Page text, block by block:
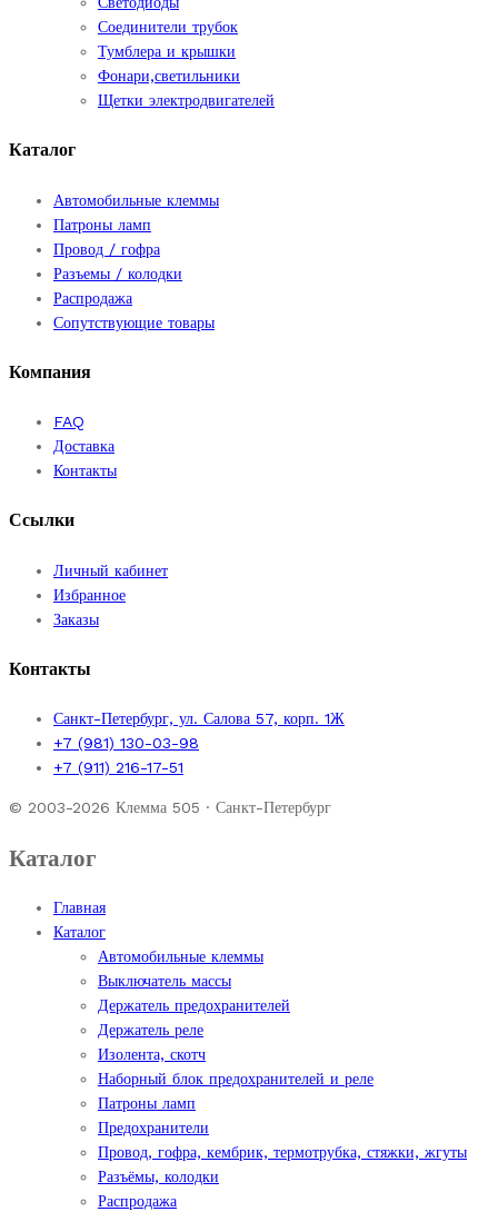
Соединители трубок
Тумблера и крышки
Фонари,светильники
Щетки электродвигателей
Каталог
Автомобильные клеммы
Патроны ламп
Провод / гофра
Разъемы / колодки
Распродажа
Сопутствующие товары
Компания
FAQ
Доставка
Контакты
Ссылки
Личный кабинет
Избранное
Заказы
Контакты
Санкт-Петербург, ул. Салова 57, корп. 1Ж
+7 (981) 130-03-98
+7 (911) 216-17-51
© 2003-2026 Клемма 505 · Санкт-Петербург
Каталог
Главная
Каталог
Автомобильные клеммы
Выключатель массы
Держатель предохранителей
Держатель реле
Изолента, скотч
Наборный блок предохранителей и реле
Патроны ламп
Предохранители
Провод, гофра, кембрик, термотрубка, стяжки, жгуты
Разъёмы, колодки
Распродажа